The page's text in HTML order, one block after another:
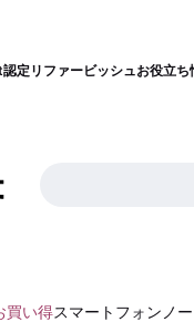
定リファービッシュお役立ち
買い得スマートフォン ノ